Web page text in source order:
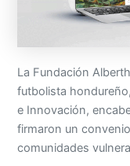
La Fundación
futbolista
e Innovación,
firmaron un
comunidades